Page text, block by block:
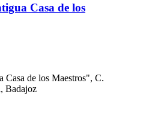
Casa de los
de los Maestros", C.
Badajoz